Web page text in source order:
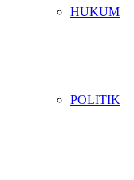
HUKUM
POLITIK